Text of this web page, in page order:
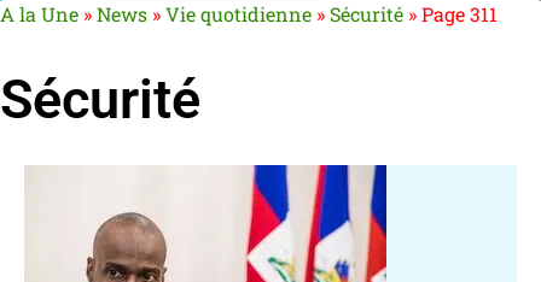
A la Une »News »Vie quotidienne »Sécurité »Page 311
Sécurité